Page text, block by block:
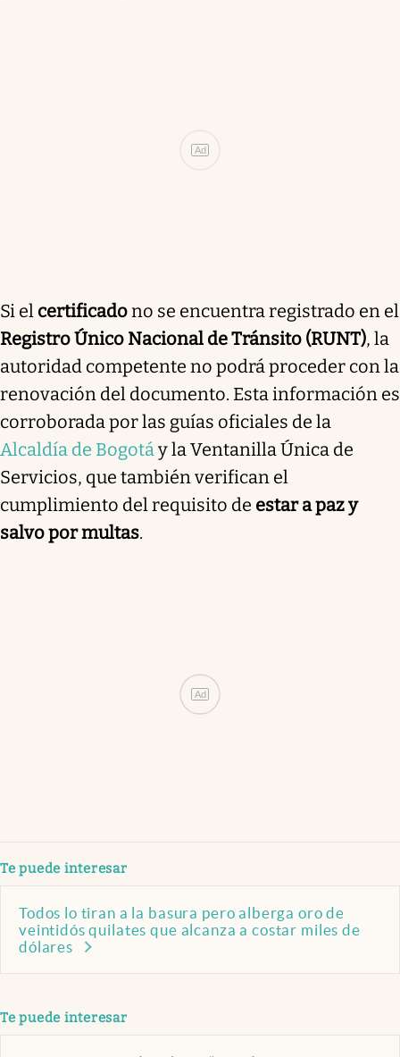
Ad
Si el certificadono se encuentra registrado en el
Registro Único Nacional de Tránsito (RUNT), la
autoridad competente no podrá proceder con la
renovación del documento. Esta información es
corroborada por las guías oficiales de la
Alcaldía de Bogotáy la Ventanilla Única de
Servicios, que también verifican el
cumplimiento del requisito de estar a paz y
salvo por multas.
Ad
Te puede interesar
Todos lo tiran a la basura pero alberga oro de
veintidós quilates que alcanza a costar miles de
dólares
Te puede interesar